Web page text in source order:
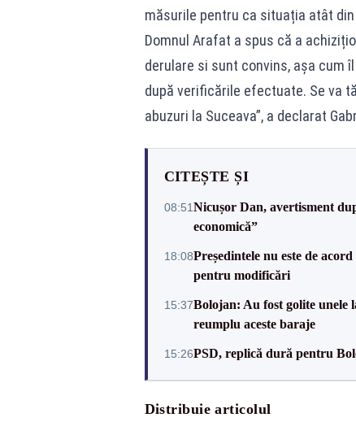
măsurile pentru ca situația atât
Domnul Arafat a spus că a
derulare si sunt convins, așa cum
după verificările efectuate. Se va
abuzuri la Suceava”, a declarat
CITEȘTE ȘI
08:51Nicușor Dan, avertisment
economică”
18:08Președintele nu este de
pentru modificări
15:37Bolojan: Au fost golite unele
reumplu aceste baraje
15:26PSD, replică dură pentru
Distribuie articolul